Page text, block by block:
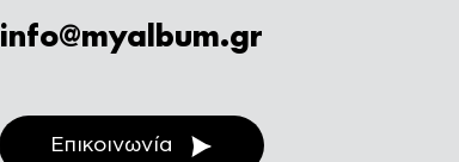
info@myalbum.gr
Επικοινωνία